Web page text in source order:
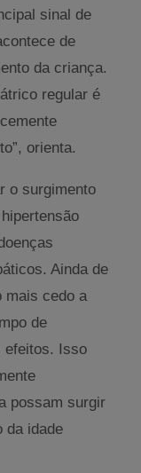
sinal de
de
da criança.
regular é
orienta.
o surgimento
Ainda de
mais cedo a
de
efeitos. Isso
possam surgir
da idade